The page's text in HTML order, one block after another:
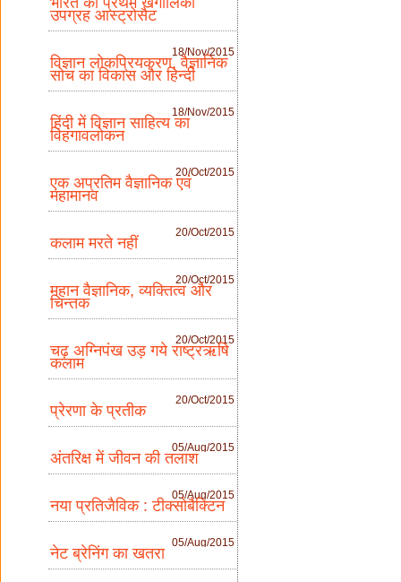
उपग्रह आस्ट्रोसैट
18/Nov/2015
विज्ञान लोकप्रियकरण, वैज्ञानिक
सोच का विकास और हिन्दी
18/Nov/2015
हिंदी में विज्ञान साहित्य का
विहंगावलोकन
20/Oct/2015
एक अप्रतिम वैज्ञानिक एवं
महामानव
20/Oct/2015
कलाम मरते नहीं
20/Oct/2015
महान वैज्ञानिक, व्यक्तित्व और
चिन्तक
20/Oct/2015
चढ़ अग्निपंख उड़ गये राष्ट्रऋषि
कलाम
20/Oct/2015
प्रेरणा के प्रतीक
05/Aug/2015
अंतरिक्ष में जीवन की तलाश
05/Aug/2015
नया प्रतिजैविक : टीक्सोबैक्टिन
05/Aug/2015
नेट ब्रेनिंग का खतरा